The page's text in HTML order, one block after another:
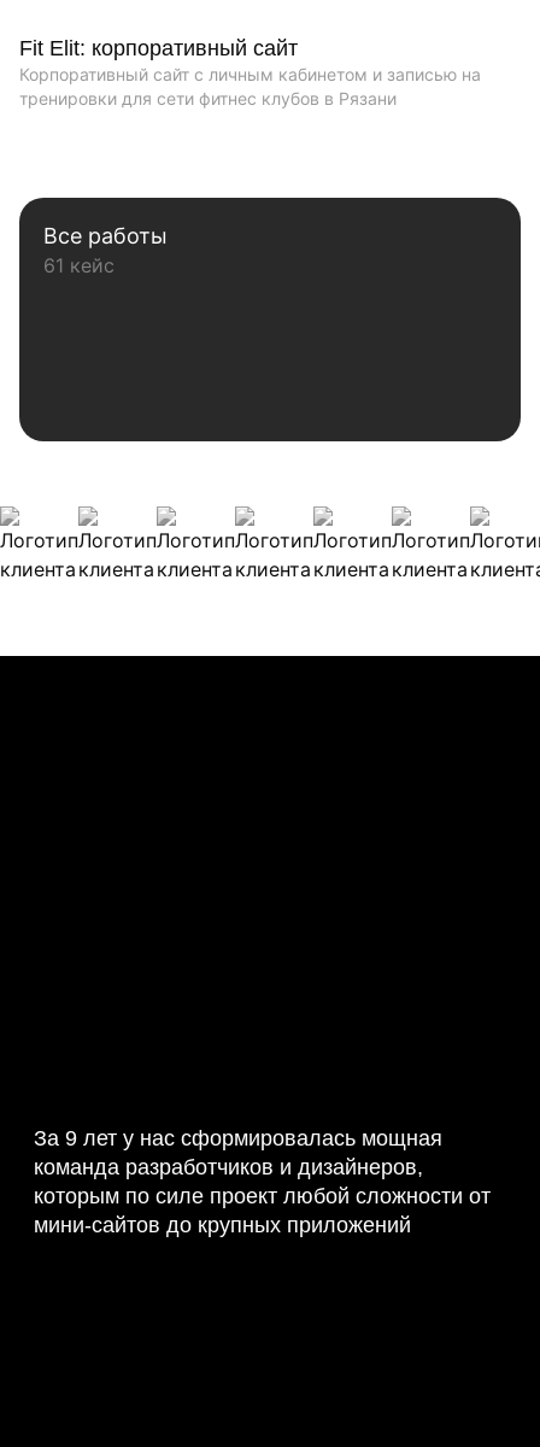
Fit Elit: корпоративный сайт
Корпоративный сайт с личным кабинетом и записью на
тренировки для сети фитнес клубов в Рязани
Все работы
61 кейс
Наши клиенты
За 9 лет у нас сформировалась мощная
команда разработчиков и дизайнеров,
которым по силе проект любой сложности от
мини-сайтов до крупных приложений